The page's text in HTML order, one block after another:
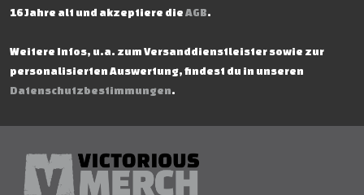
16 Jahre alt und akzeptiere die AGB.
Weitere Infos, u.a. zum Versanddienstleister sowie zur
personalisierten Auswertung, findest du in unseren
Datenschutzbestimmungen.